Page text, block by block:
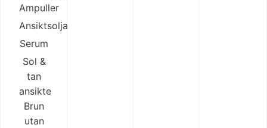
Ampuller
Ansiktsolja
Serum
Sol &
tan
ansikte
Brun
utan